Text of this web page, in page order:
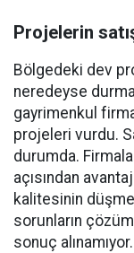
Projelerin
Bölgedeki dev
neredeyse
gayrimenkul
projeleri vurdu.
durumda.
açısından
kalitesinin
sorunların
sonuç